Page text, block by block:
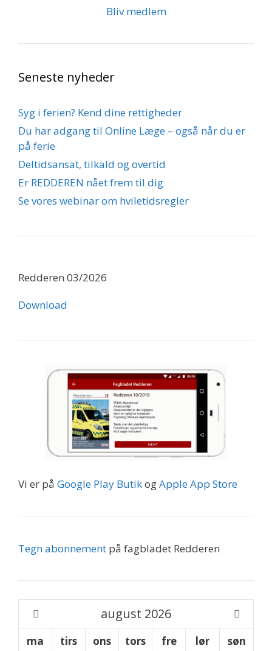
Bliv medlem
Seneste nyheder
Syg i ferien? Kend dine rettigheder
Du har adgang til Online Læge – også når du er
på ferie
Deltidsansat, tilkald og overtid
Er REDDEREN nået frem til dig
Se vores webinar om hviletidsregler
Redderen 03/2026
Download
Vi er på Google Play ButikogApple App Store
Tegn abonnement på fagbladet Redderen
august 2026
ma
tirs ons tors fre lør søn